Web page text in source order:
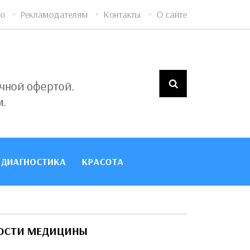
Рекламодателям Контакты О сайте
офертой.
ДИАГНОСТИКА КРАСОТА
МЕДИЦИНЫ